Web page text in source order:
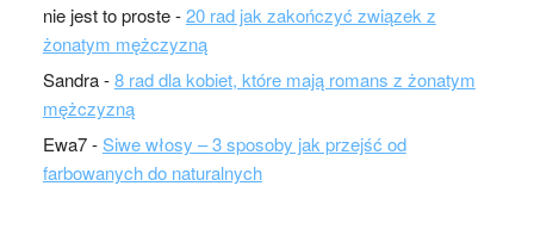
nie jest to proste-20 rad jak zakończyć związek z
żonatym mężczyzną
Sandra-8 rad dla kobiet, które mają romans z żonatym
mężczyzną
Ewa7-Siwe włosy – 3 sposoby jak przejść od
farbowanych do naturalnych